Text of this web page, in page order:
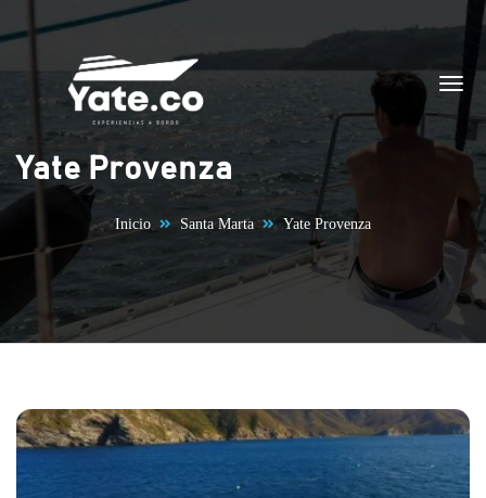
Saltar al contenido
Yate Provenza
Inicio Santa Marta Yate Provenza